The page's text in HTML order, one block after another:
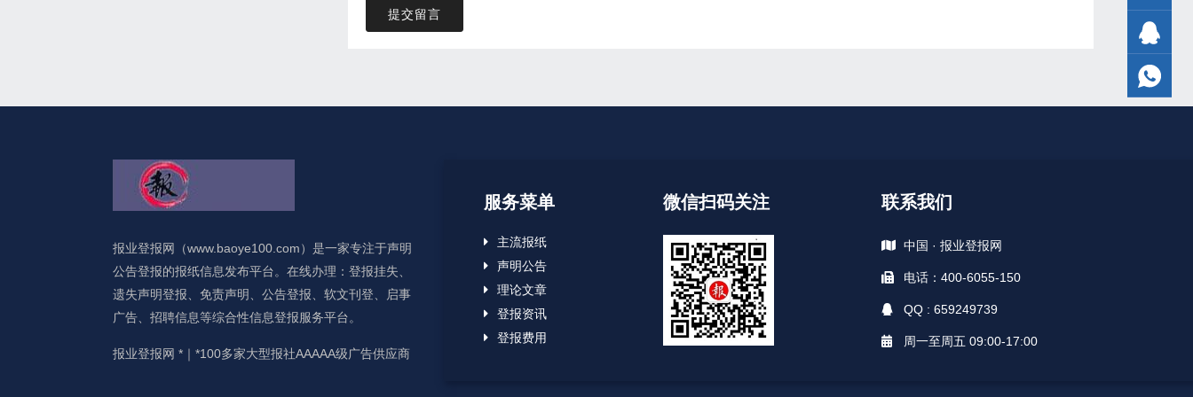
提交留言
报业登报网（www.baoye100.com）是一家专注于声明
公告登报的报纸信息发布平台。在线办理：登报挂失、
遗失声明登报、免责声明、公告登报、软文刊登、启事
广告、招聘信息等综合性信息登报服务平台。
报业登报网 *｜*100多家大型报社AAAAA级广告供应商
服务菜单
主流报纸
声明公告
理论文章
登报资讯
登报费用
微信扫码关注 联系我们
中国 · 报业登报网
电话：400-6055-150
QQ : 659249739
周一至周五 09:00-17:00